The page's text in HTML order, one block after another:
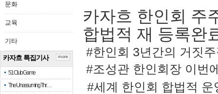
문화
교육
기타
카자흐 특집기사
51 Club Game
The Unassuming Thr…
more
카자흐 한인회 주
합법적 재 등록완
#한인회 3년간의 거짓
#조성관 한인회장 이번
#세계 한인회 합법적